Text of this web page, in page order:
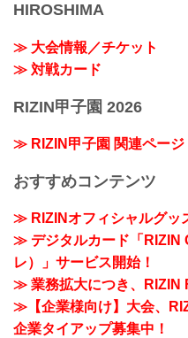
HIROSHIMA
≫ 大会情報／チケット
≫ 対戦カード
RIZIN甲子園 2026
≫ RIZIN甲子園 関連ページ
おすすめコンテンツ
≫ RIZINオフィシャルグッ
≫ デジタルカード「RIZIN
レ）」サービス開始！
≫ 業務拡大につき、RIZIN
≫【企業様向け】大会、
企業タイアップ募集中！